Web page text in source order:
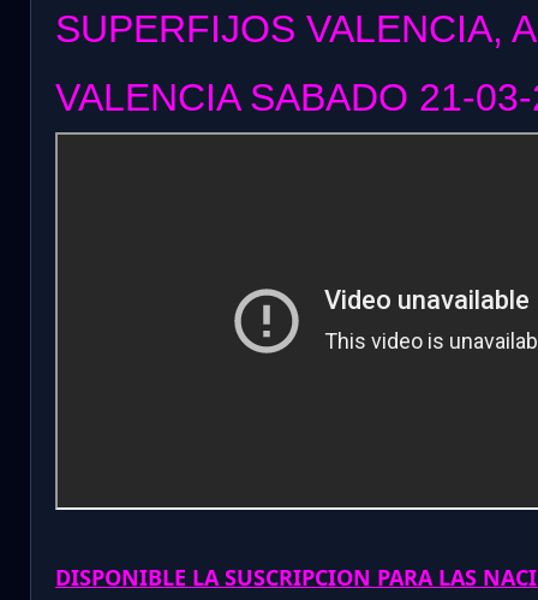
SUPERFIJOS VALENCIA,
VALENCIA SABADO 21-
DISPONIBLE LA SUSCRIPCION PARA LAS